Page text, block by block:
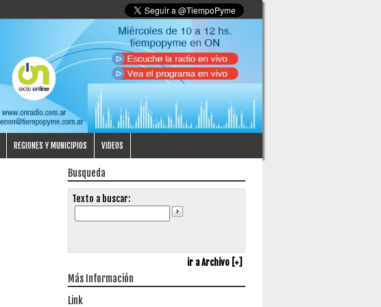
REGIONES Y MUNICIPIOS VIDEOS
Busqueda
Texto a buscar:
ir a Archivo [+]
Más Información
Link